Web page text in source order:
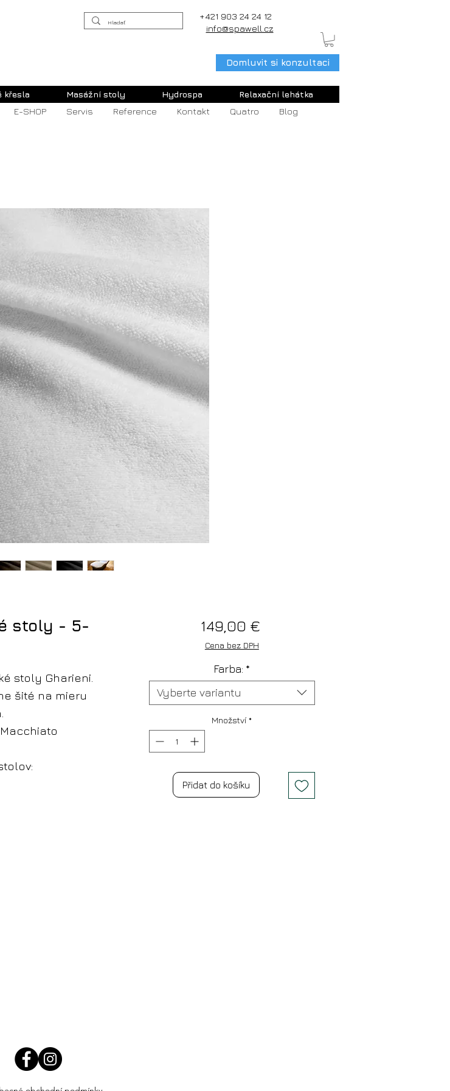
info@spawell.cz
+421 903 24 24 12
Domluvit si konzultaci
křesla Masážní stoly Hydrospa
Relaxační lehátka
E-SHOP Servis Reference Kontakt Quatro Blog
stoly - 5-
stoly Gharieni.
šité na mieru
149,00 €Cena
Cena bez DPH
Farba: *
Vyberte variantu
Množství *
Přidat do košíku